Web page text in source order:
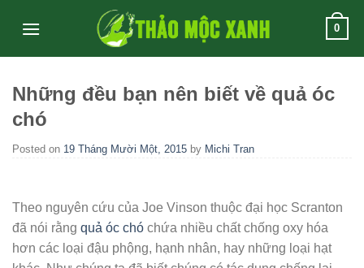
0
Những đều bạn nên biết về quả óc
chó
Posted on 19 Tháng Mười Một, 2015 by Michi Tran
Theo nguyên cứu của Joe Vinson thuộc đại học Scranton
đã nói rằng quả óc chó chứa nhiều chất chống oxy hóa
hơn các loại đậu phộng, hạnh nhân, hay những loại hạt